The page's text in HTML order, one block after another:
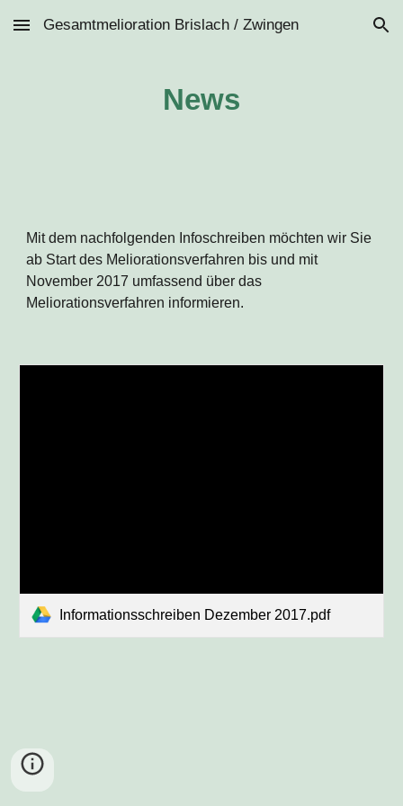
Skip to main content Skip to navigation
Gesamtmelioration Brislach / Zwingen
News
Mit dem nachfolgenden Infoschreiben möchten wir Sie
ab Start des Meliorationsverfahren bis und mit
November 2017 umfassend über das
Meliorationsverfahren informieren.
Informationsschreiben Dezember 2017.pdf